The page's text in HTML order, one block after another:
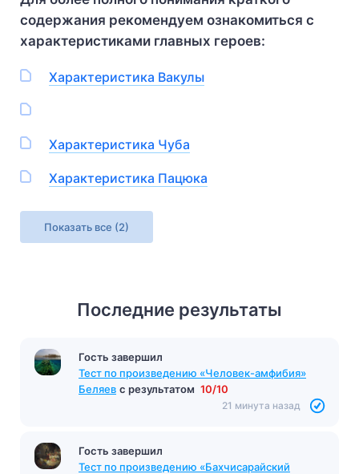
содержания рекомендуем ознакомиться с
характеристиками главных героев:
Характеристика Вакулы
Характеристика Чуба
Характеристика Пацюка
Показать все (2)
Последние результаты
Гость завершил
Тест по произведению «Путешествие
Гулливера» Свифт с результатом
21 минута назад
Гость завершил
Тест по произведению «Человек-амфибия»